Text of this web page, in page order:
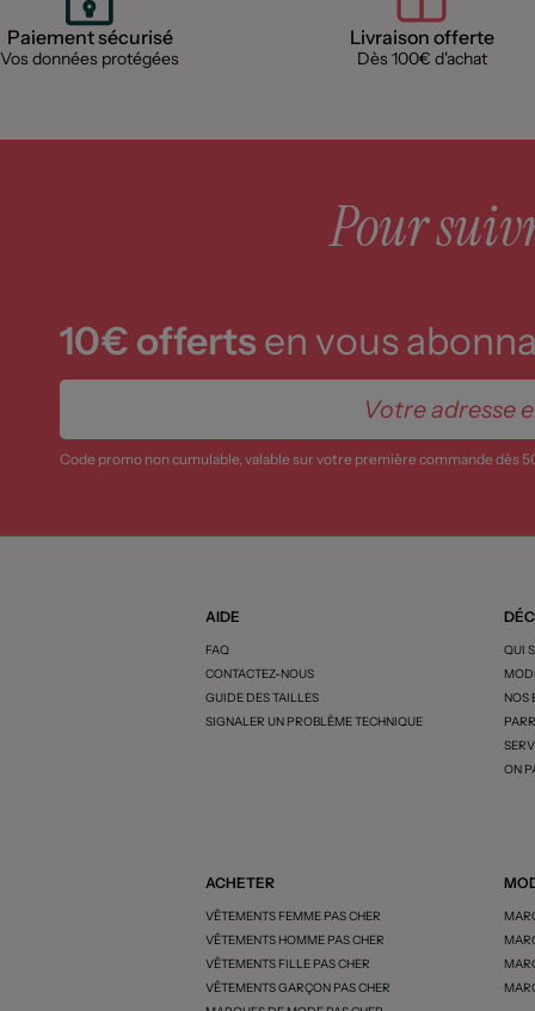
Paiement sécurisé
Vos données protégées
Livraison offerte
Dès 100€ d'achat
Pour
10€ offerts en vous
Code promo non cumulable, valable sur votre première commande dès
AIDE
FAQ
CONTACTEZ-NOUS
GUIDE DES TAILLES
SIGNALER UN PROBLÈME TECHNIQUE
QUI
NOS
ON
ACHETER
VÊTEMENTS FEMME PAS CHER
VÊTEMENTS HOMME PAS CHER
VÊTEMENTS FILLE PAS CHER
VÊTEMENTS GARÇON PAS CHER